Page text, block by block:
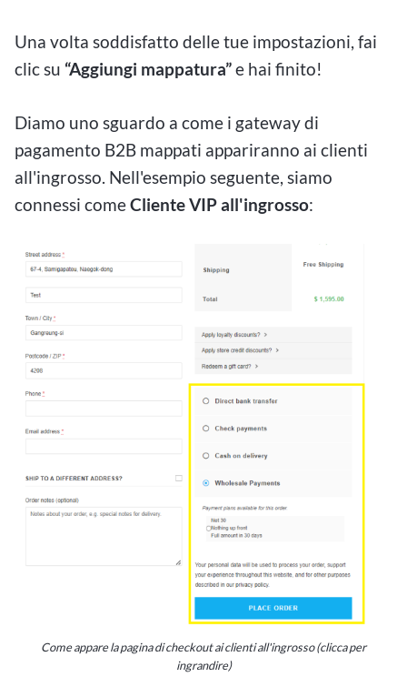
Una volta soddisfatto delle tue impostazioni, fai
clic su “Aggiungi mappatura”e hai finito!
Diamo uno sguardo a come i gateway di
pagamento B2B mappati appariranno ai clienti
all'ingrosso. Nell'esempio seguente, siamo
connessi comeCliente VIP all'ingrosso:
Come appare la pagina di checkout ai clienti all'ingrosso (clicca per
ingrandire)